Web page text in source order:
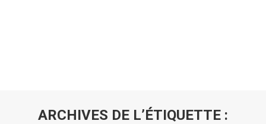
ARCHIVES DE L’ÉTIQUETTE :